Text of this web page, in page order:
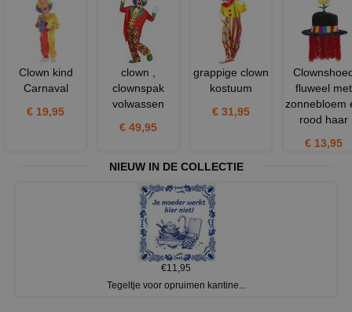
Clown kind
Carnaval
€ 19,95
clown ,
clownspak
volwassen
€ 49,95
grappige clown
kostuum
€ 31,95
fluweel met
zonnebloem
rood haar
€ 13,95
NIEUW IN DE COLLECTIE
€11,95
Tegeltje voor opruimen kantine...